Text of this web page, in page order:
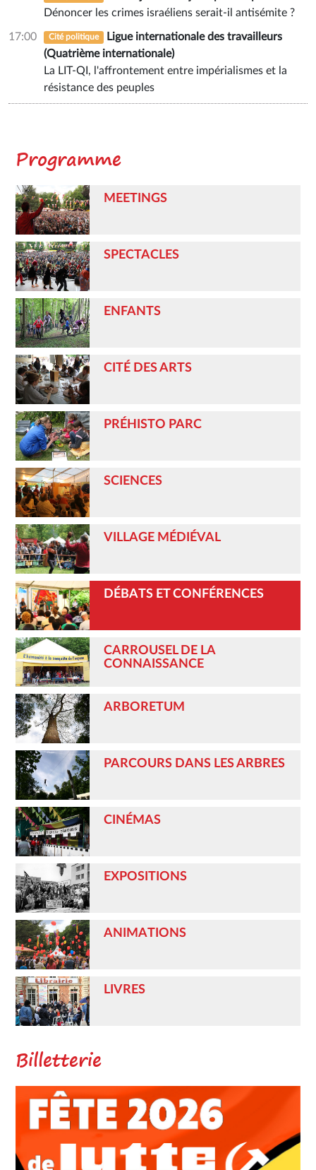
Dénoncer les crimes israéliens serait-il antisémite ?
17:00 Cité politique
Ligue internationale des travailleurs
(Quatrième internationale)
La LIT-QI, l'affrontement entre impérialismes et la
résistance des peuples
Programme
MEETINGS
SPECTACLES
ENFANTS
CITÉ DES ARTS
PRÉHISTO PARC
SCIENCES
VILLAGE MÉDIÉVAL
DÉBATS ET CONFÉRENCES
CARROUSEL DE LA
CONNAISSANCE
ARBORETUM
PARCOURS DANS LES ARBRES
CINÉMAS
EXPOSITIONS
ANIMATIONS
LIVRES
Billetterie